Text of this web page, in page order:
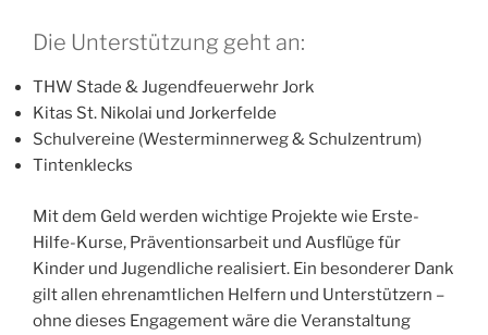
Die Unterstützung geht an:
THW Stade & Jugendfeuerwehr Jork
Kitas St. Nikolai und Jorkerfelde
Schulvereine (Westerminnerweg & Schulzentrum)
Tintenklecks
Mit dem Geld werden wichtige Projekte wie Erste-
Hilfe-Kurse, Präventionsarbeit und Ausflüge für
Kinder und Jugendliche realisiert. Ein besonderer Dank
gilt allen ehrenamtlichen Helfern und Unterstützern –
ohne dieses Engagement wäre die Veranstaltung